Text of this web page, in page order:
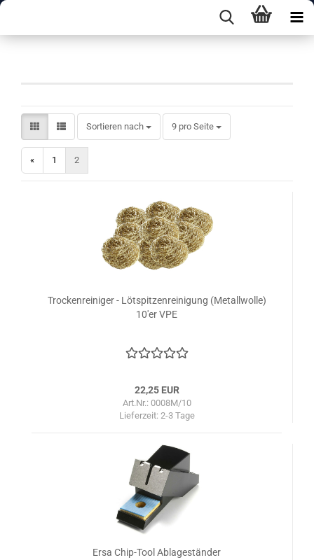
Sortieren nach
Sortieren nach 9 pro Seite
pro Seite
« 1 2
Trockenreiniger - Lötspitzenreinigung (Metallwolle)
10'er VPE
22,25 EUR
Art.Nr.: 0008M/10
Lieferzeit: 2-3 Tage
Ersa Chip-Tool Ablageständer